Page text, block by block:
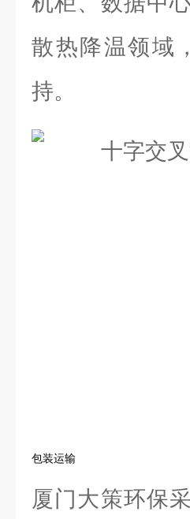
散热降温领域
持。
包装运输
厦门大策环保